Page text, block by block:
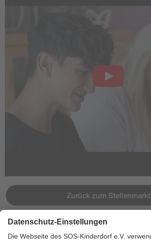
Zurück zum Stellenmarkt
Jetzt bewerben